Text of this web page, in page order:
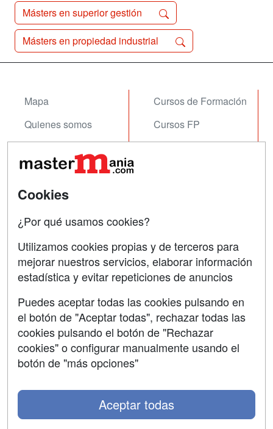
Másters en superior gestión
Másters en propiedad industrial
Mapa
Quienes somos
Acceso Usuarios
Acceso Centros
Cursos de Formación
Cursos FP
Contactar
Confidencialidad
Copyleft
SÍGUENOS EN:
Cookies
¿Por qué usamos cookies?
Utilizamos cookies propias y de terceros para
mejorar nuestros servicios, elaborar información
estadística y evitar repeticiones de anuncios
Puedes aceptar todas las cookies pulsando en
el botón de "Aceptar todas", rechazar todas las
cookies pulsando el botón de "Rechazar
cookies" o configurar manualmente usando el
botón de "más opciones"
Aceptar todas